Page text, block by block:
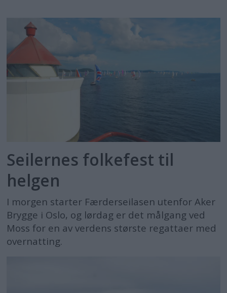
Seilernes folkefest til
helgen
I morgen starter Færderseilasen utenfor Aker
Brygge i Oslo, og lørdag er det målgang ved
Moss for en av verdens største regattaer med
overnatting.